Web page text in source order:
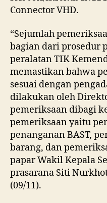
Connector VHD.
“Sejumlah
bagian dari prosedur
peralatan TIK
memastikan bahwa
sesuai dengan
dilakukan oleh
pemeriksaan dibagi
pemeriksaan yaitu
penanganan BAST,
barang, dan
papar Wakil Kepala
prasarana Siti
(09/11).